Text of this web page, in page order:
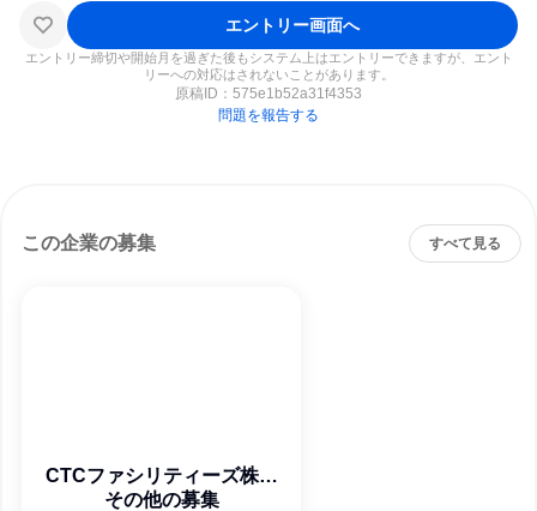
エントリー画面へ
エントリー締切や開始月を過ぎた後もシステム上はエントリーできますが、エント
リーへの対応はされないことがあります。
原稿ID： 575e1b52a31f4353
問題を報告する
この企業の募集 すべて見る
CTCファシリティーズ株式
会社
その他の募集